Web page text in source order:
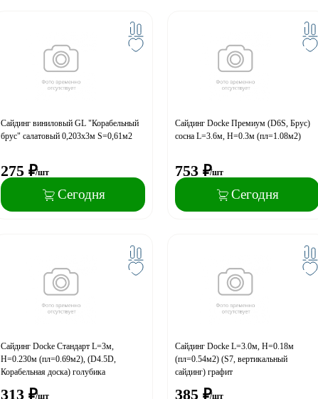
Сайдинг виниловый GL "Корабельный
брус" салатовый 0,203х3м S=0,61м2
275 ₽/шт
Сегодня
Сайдинг Docke Премиум (D6S, Брус)
сосна L=3.6м, H=0.3м (пл=1.08м2)
753 ₽/шт
Сегодня
Сайдинг Docke Стандарт L=3м,
H=0.230м (пл=0.69м2), (D4.5D,
Корабельная доска) голубика
313 ₽/шт
Сайдинг Docke L=3.0м, H=0.18м
(пл=0.54м2) (S7, вертикальный
сайдинг) графит
385 ₽/шт